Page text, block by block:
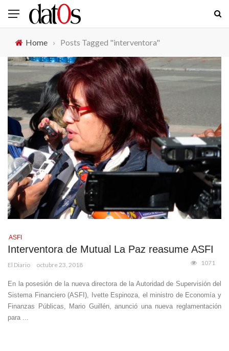
Home › Posts Tagged "interventora"
ASFI
Interventora de Mutual La Paz reasume ASFI
El Diario octubre 23, 2018 1071
En la posesión de la nueva directora de la Autoridad de Supervisión del
Sistema Financiero (ASFI), Ivette Espinoza, el ministro de Economía y
Finanzas Públicas, Mario Guillén, anunció una nueva reglamentación
para ...